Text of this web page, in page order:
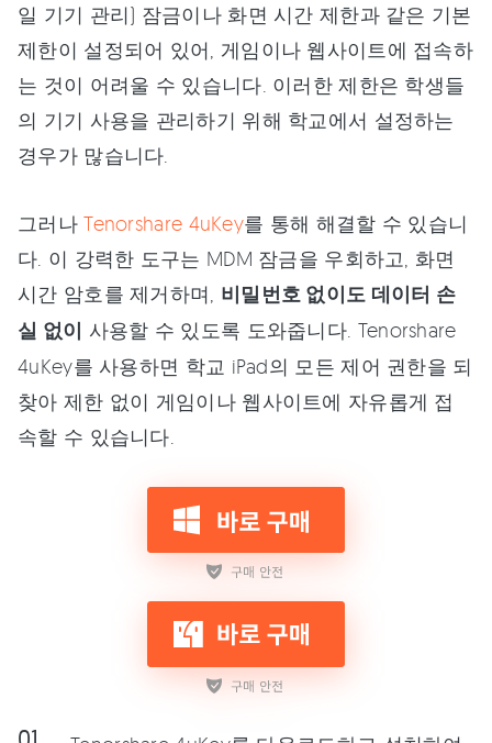
일 기기 관리) 잠금이나 화면 시간 제한과 같은 기본
제한이 설정되어 있어, 게임이나 웹사이트에 접속하
는 것이 어려울 수 있습니다. 이러한 제한은 학생들
의 기기 사용을 관리하기 위해 학교에서 설정하는
경우가 많습니다.
그러나Tenorshare 4uKey를 통해 해결할 수 있습니
다. 이 강력한 도구는 MDM 잠금을 우회하고, 화면
시간 암호를 제거하며, 비밀번호 없이도 데이터 손
실 없이 사용할 수 있도록 도와줍니다. Tenorshare
4uKey를 사용하면 학교 iPad의 모든 제어 권한을 되
찾아 제한 없이 게임이나 웹사이트에 자유롭게 접
속할 수 있습니다.